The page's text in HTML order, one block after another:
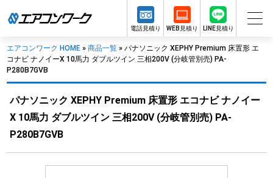
電話見積り WEB見積り LINE見積り
エアコンワーク HOME » 商品一覧 » パナソニック XEPHY Premium 床置形 エ
コナビ ナノイーX 10馬力 ダブルツイン 三相200V (分岐管別売) PA-
P280B7GVB
パナソニック XEPHY Premium 床置形 エコナビ ナノイー
X 10馬力 ダブルツイン 三相200V (分岐管別売) PA-
P280B7GVB